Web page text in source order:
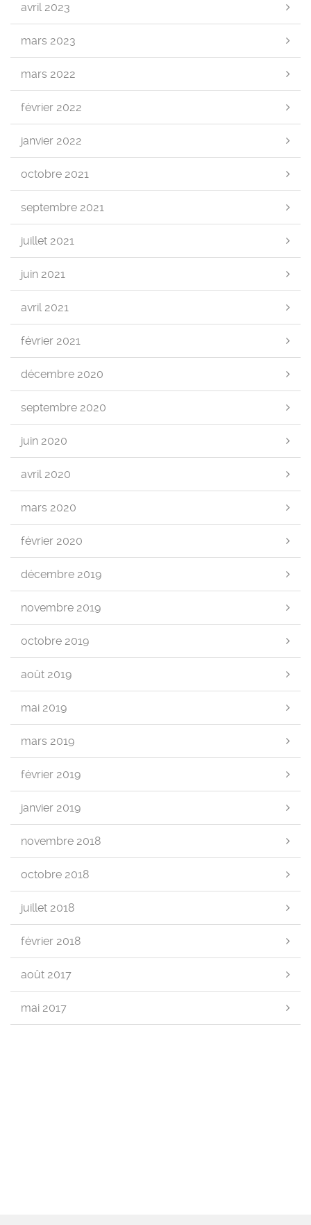
avril 2023
mars 2023
mars 2022
février 2022
janvier 2022
octobre 2021
septembre 2021
juillet 2021
juin 2021
avril 2021
février 2021
décembre 2020
septembre 2020
juin 2020
avril 2020
mars 2020
février 2020
décembre 2019
novembre 2019
octobre 2019
août 2019
mai 2019
mars 2019
février 2019
janvier 2019
novembre 2018
octobre 2018
juillet 2018
février 2018
août 2017
mai 2017